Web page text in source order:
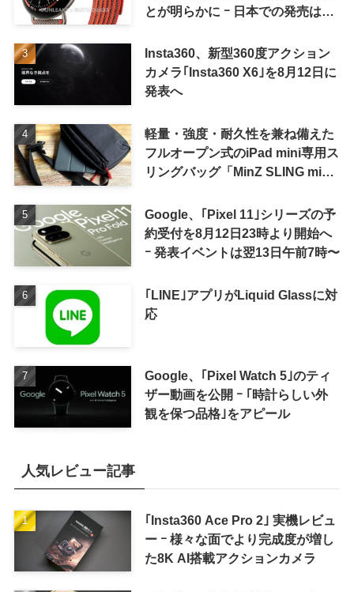
とが明らかに ｰ 日本での発売は期
Insta360、新型360度アクション
カメラ｢Insta360 X6｣を8月12日に
発表へ
軽量・強度・耐久性を兼ね備えた
フルオープン式のiPad mini専用ス
リングバッグ「MinZ SLING mini
Google、｢Pixel 11｣シリーズの予
約受付を8月12日23時より開始へ
ｰ 発表イベントは翌13日午前7時〜
｢LINE｣アプリがLiquid Glassに対
応
Google、｢Pixel Watch 5｣のティ
ザー動画を公開 ｰ ｢時計らしい外
観を保つ品格｣をアピール
人気レビュー記事
｢Insta360 Ace Pro 2｣ 実機レビュ
ー ｰ 様々な面でより完成度が増し
た8K AI搭載アクションカメラ